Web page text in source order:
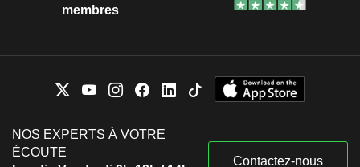
membres
NOS EXPERTS À VOTRE
ÉCOUTE
Contactez-nous